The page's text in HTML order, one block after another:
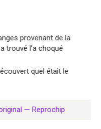
provenant de la
trouvé l’a choqué
quel était le
— Reprochip